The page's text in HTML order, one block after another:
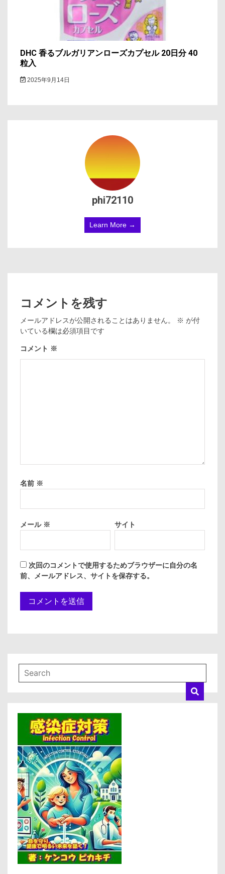
DHC 香るブルガリアンローズカプセル 20日分 40
粒入
2025年9月14日
phi72110
Learn More →
コメントを残す
メールアドレスが公開されることはありません。 ※ が付
いている欄は必須項目です
コメント ※
名前 ※
メール ※ サイト
次回のコメントで使用するためブラウザーに自分の名
前、メールアドレス、サイトを保存する。